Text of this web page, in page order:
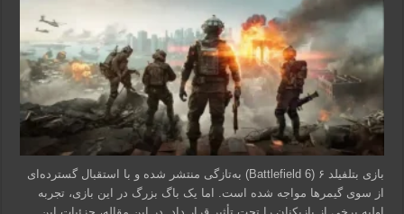
بازی بتلفیلد ۶ (Battlefield 6) به‌تازگی منتشر شده و با استقبال گسترده‌ای
از سوی گیمرها مواجه شده است. اما یک باگ بزرگ در این بازی، تجربه